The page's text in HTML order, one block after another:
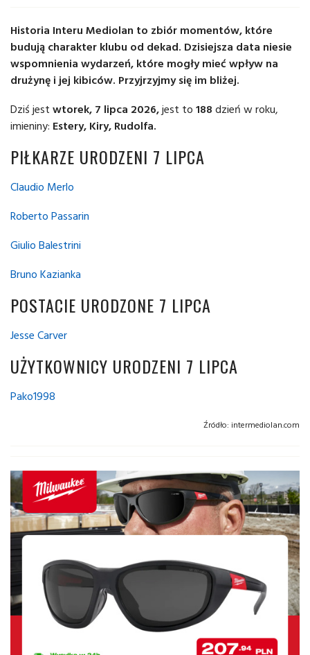
Historia Interu Mediolan to zbiór momentów, które
budują charakter klubu od dekad. Dzisiejsza data niesie
wspomnienia wydarzeń, które mogły mieć wpływ na
drużynę i jej kibiców. Przyjrzyjmy się im bliżej.
Dziś jest wtorek, 7 lipca 2026,jest to 188 dzień w roku,
imieniny: Estery, Kiry, Rudolfa.
PIŁKARZE URODZENI 7 LIPCA
Claudio Merlo
Roberto Passarin
Giulio Balestrini
Bruno Kazianka
POSTACIE URODZONE 7 LIPCA
Jesse Carver
UŻYTKOWNICY URODZENI 7 LIPCA
Pako1998
Źródło: intermediolan.com